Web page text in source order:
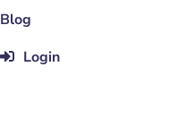
Blog
Login